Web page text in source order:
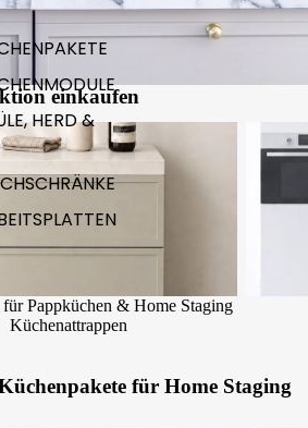
HERD &
einkaufen
Pappküchen & Home Staging
Pappküchen & Home Staging
Küchenattrappen
für Home Staging